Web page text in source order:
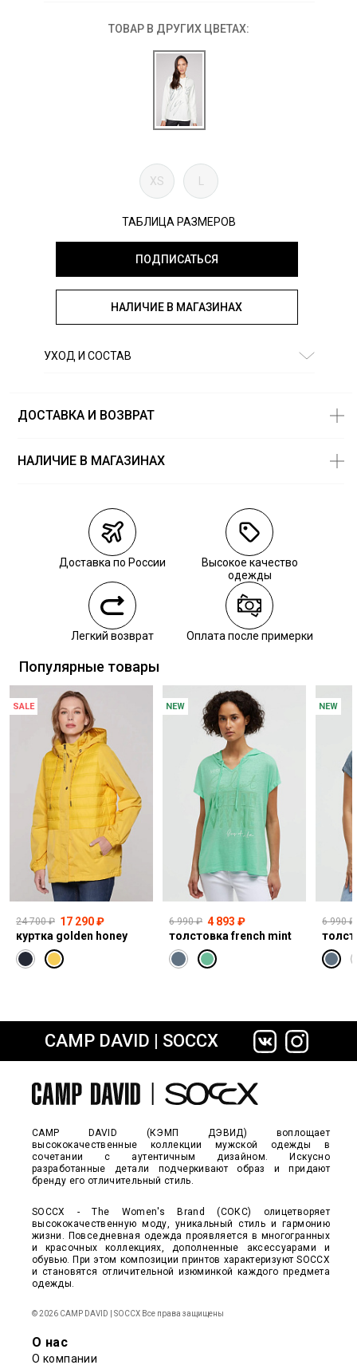
ТОВАР В ДРУГИХ ЦВЕТАХ:
XS L
ТАБЛИЦА РАЗМЕРОВ
ПОДПИСАТЬСЯ
НАЛИЧИЕ В МАГАЗИНАХ
УХОД И СОСТАВ
ДОСТАВКА И ВОЗВРАТ
Курьерская доставка СДЭК
Самовывоз из пункта выдачи СДЭК
Самовывоз из наших магазинов
Курьерская доставка СДЭК
Самовывоз из пункта выдачи СДЭК
сайте СДЭК
НАЛИЧИЕ В МАГАЗИНАХ
Доставка по России
Высокое качество
одежды
Легкий возврат Оплата после примерки
Популярные товары
SALE
24 700 ₽ 17 290 ₽
куртка golden honey
NEW
6 990 ₽ 4 893 ₽
толстовка french mint
NEW
6 990 ₽
CAMP DAVID | SOCCX
CAMP DAVID (КЭМП ДЭВИД) воплощает
высококачественные коллекции мужской одежды в
сочетании с аутентичным дизайном. Искусно
разработанные детали подчеркивают образ и придают
бренду его отличительный стиль.
SOCCX - The Women's Brand (СОКС) олицетворяет
высококачественную моду, уникальный стиль и гармонию
жизни. Повседневная одежда проявляется в многогранных
и красочных коллекциях, дополненные аксессуарами и
обувью. При этом композиции принтов характеризуют SOCCX
и становятся отличительной изюминкой каждого предмета
одежды.
© 2026 CAMP DAVID | SOCCX Все права защищены
О нас
О компании